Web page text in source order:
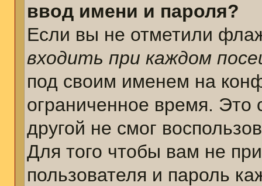
ввод имени и пароля?
Если вы не отметили
входить при каждом
под своим именем на
ограниченное время. Это
другой не смог
Для того чтобы вам не
пользователя и пароль